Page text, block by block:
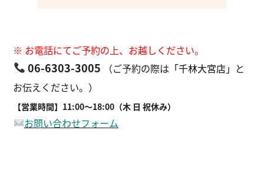
※ お電話にてご予約の上、お越しください。
06-6303-3005 （ご予約の際は 「千林大宮店」 と
お伝えください。）
【営業時間】11:00～18:00（木 日 祝休み）
お問い合わせフォーム